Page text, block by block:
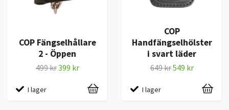
COP Fängselhållare
2 - Öppen
499 kr399 kr
I lager
COP
Handfängselhölster
i svart läder
649 kr549 kr
I lager